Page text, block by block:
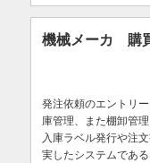
機械メーカ 購
発注依頼のエントリ
庫管理、また棚卸管
入庫ラベル発行や注
実したシステムである